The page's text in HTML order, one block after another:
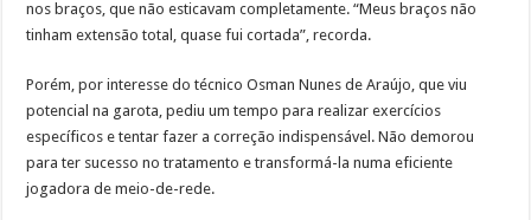
nos braços, que não esticavam completamente. “Meus braços não
tinham extensão total, quase fui cortada”, recorda.
Porém, por interesse do técnico Osman Nunes de Araújo, que viu
potencial na garota, pediu um tempo para realizar exercícios
específicos e tentar fazer a correção indispensável. Não demorou
para ter sucesso no tratamento e transformá-la numa eficiente
jogadora de meio-de-rede.